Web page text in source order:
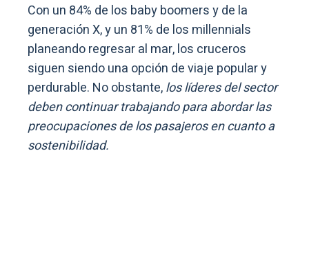
Con un 84% de los baby boomers y de la
generación X, y un 81% de los millennials
planeando regresar al mar, los cruceros
siguen siendo una opción de viaje popular y
perdurable. No obstante,los líderes del sector
deben continuar trabajando para abordar las
preocupaciones de los pasajeros en cuanto a
sostenibilidad.